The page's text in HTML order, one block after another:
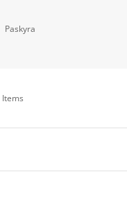
Paskyra
Items